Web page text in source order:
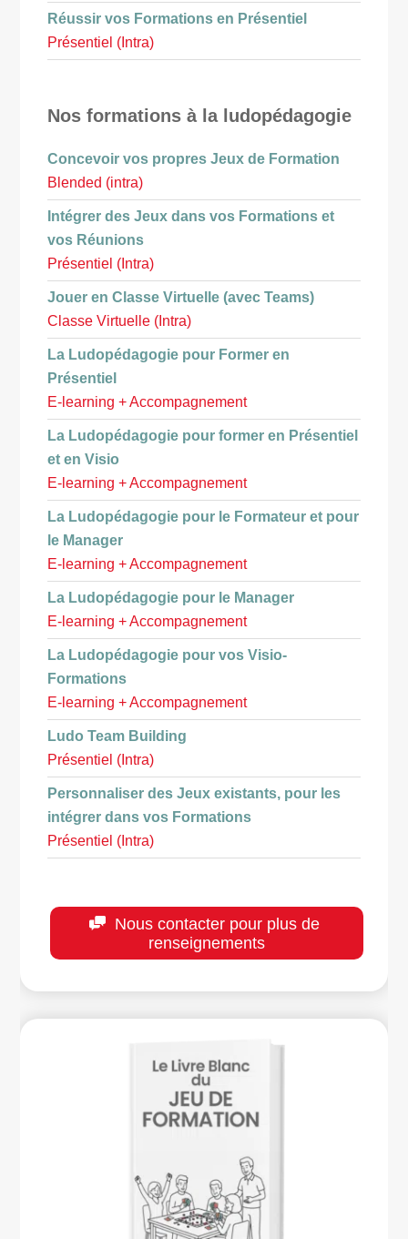
Réussir vos Formations en Présentiel
Présentiel (Intra)
Nos formations à la ludopédagogie
Concevoir vos propres Jeux de Formation
Blended (intra)
Intégrer des Jeux dans vos Formations et
vos Réunions
Présentiel (Intra)
Jouer en Classe Virtuelle (avec Teams)
Classe Virtuelle (Intra)
La Ludopédagogie pour Former en
Présentiel
E-learning + Accompagnement
La Ludopédagogie pour former en Présentiel
et en Visio
E-learning + Accompagnement
La Ludopédagogie pour le Formateur et pour
le Manager
E-learning + Accompagnement
La Ludopédagogie pour le Manager
E-learning + Accompagnement
La Ludopédagogie pour vos Visio-
Formations
E-learning + Accompagnement
Ludo Team Building
Présentiel (Intra)
Personnaliser des Jeux existants, pour les
intégrer dans vos Formations
Présentiel (Intra)
Nous contacter pour plus de
renseignements